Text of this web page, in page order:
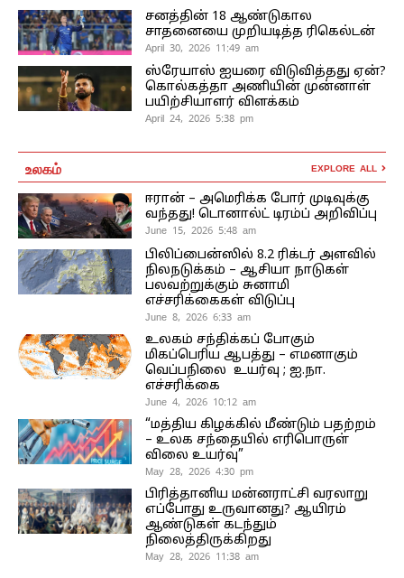
சனத்தின் 18 ஆண்டுகால
சாதனையை முறியடித்த ரிகெல்டன்
April 30, 2026 11:49 am
ஸ்ரேயாஸ் ஐயரை விடுவித்தது ஏன்?
கொல்கத்தா அணியின் முன்னாள்
பயிற்சியாளர் விளக்கம்
April 24, 2026 5:38 pm
உலகம் EXPLORE ALL
ஈரான் – அமெரிக்க போர் முடிவுக்கு
வந்தது! டொனால்ட் டிரம்ப் அறிவிப்பு
June 15, 2026 5:48 am
பிலிப்பைன்ஸில் 8.2 ரிக்டர் அளவில்
நிலநடுக்கம் – ஆசியா நாடுகள்
பலவற்றுக்கும் சுனாமி
எச்சரிக்கைகள் விடுப்பு
June 8, 2026 6:33 am
உலகம் சந்திக்கப் போகும்
மிகப்பெரிய ஆபத்து – எமனாகும்
வெப்பநிலை உயர்வு ; ஐ.நா.
எச்சரிக்கை
June 4, 2026 10:12 am
“மத்திய கிழக்கில் மீண்டும் பதற்றம்
– உலக சந்தையில் எரிபொருள்
விலை உயர்வு”
May 28, 2026 4:30 pm
பிரித்தானிய மன்னராட்சி வரலாறு
எப்போது உருவானது? ஆயிரம்
ஆண்டுகள் கடந்தும்
நிலைத்திருக்கிறது
May 28, 2026 11:38 am